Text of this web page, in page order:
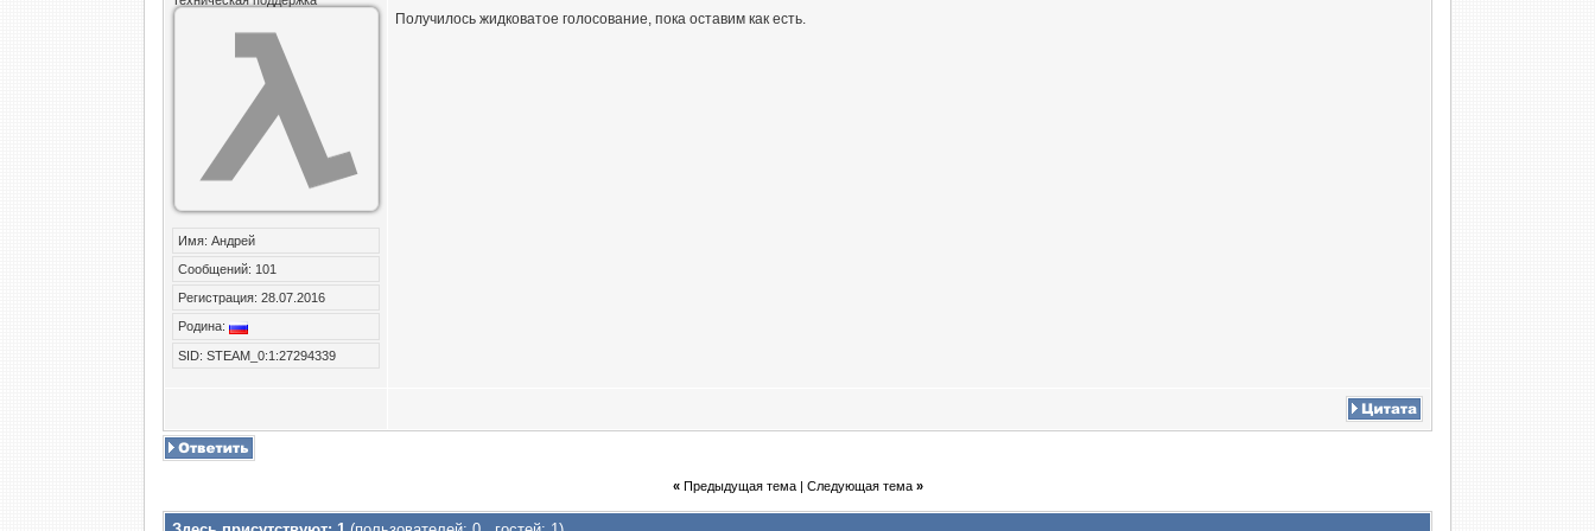
Имя: Андрей
Сообщений: 101
Регистрация: 28.07.2016
Родина:
SID: STEAM_0:1:27294339
Получилось жидковатое голосование, пока оставим как есть.
« Предыдущая тема| Следующая тема »